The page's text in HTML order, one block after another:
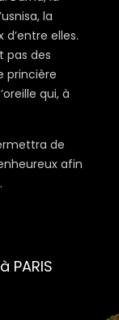
la
elles.
pas des
princière
qui, à
de
afin
PARIS